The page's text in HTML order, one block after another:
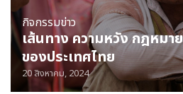
กิจกรรมข่าว
เส้นทาง ความหวัง กฎหม
ของประเทศไทย
20 สิงหาคม, 2024